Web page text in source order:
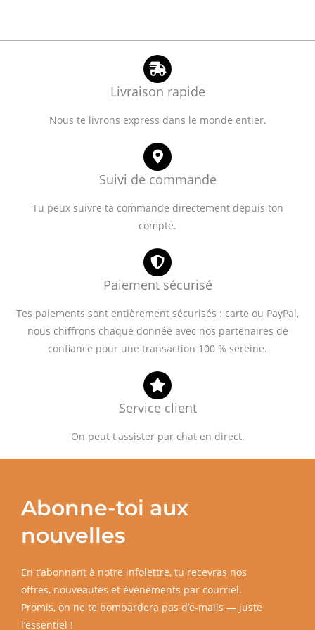
Livraison rapide
Nous te livrons express dans le monde entier.
Suivi de commande
Tu peux suivre ta commande directement depuis ton
compte.
Paiement sécurisé
Tes paiements sont entièrement sécurisés : carte ou PayPal,
nous chiffrons chaque donnée avec nos partenaires de
confiance pour une transaction 100 % sereine.
Service client
On peut t'assister par chat en direct.
Abonne-toi aux
nouvelles
En t’abonnant à notre infolettre, tu recevras nos
offres, nouveautés et événements par courriel.
Promis, on ne te bombardera pas d’e-mails — juste
l’essentiel !